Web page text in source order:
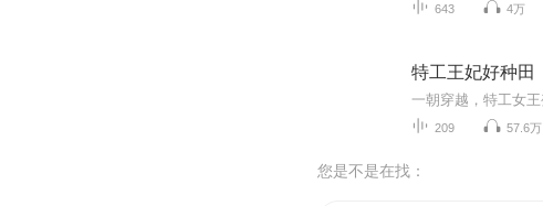
643 4万
特工王妃好种田
209 57.6万
您是不是在找：